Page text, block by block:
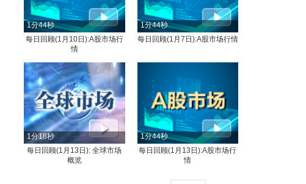
1分44秒
每日回顾(1月10日):A股市场行
情
1分44秒
每日回顾(1月7日):A股市场行情
1分18秒
每日回顾(1月13日): 全球市场
概览
1分44秒
每日回顾(1月13日):A股市场行
情